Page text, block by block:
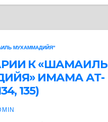
МУХАММАДИЙЯ"
К «ШАМАИЛЬ
ИМАМА АТ-
135)